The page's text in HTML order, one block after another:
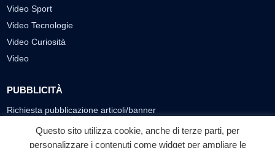
Video Sport
Video Tecnologie
Video Curiosità
Video
PUBBLICITÀ
Richiesta pubblicazione articoli/banner
SEGUICI SUI SOCIAL
Questo sito utilizza cookie, anche di terze parti, per
personalizzare i contenuti come widget per ampliare le